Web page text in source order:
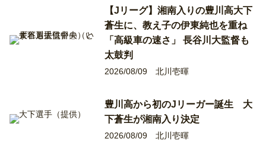
【Jリーグ】湘南入りの豊川高大下
蒼生に、教え子の伊東純也を重ね
「高級車の速さ」 長谷川大監督も
太鼓判
2026/08/09 北川壱暉
豊川高から初のJリーガー誕生 大
下蒼生が湘南入り決定
2026/08/09 北川壱暉